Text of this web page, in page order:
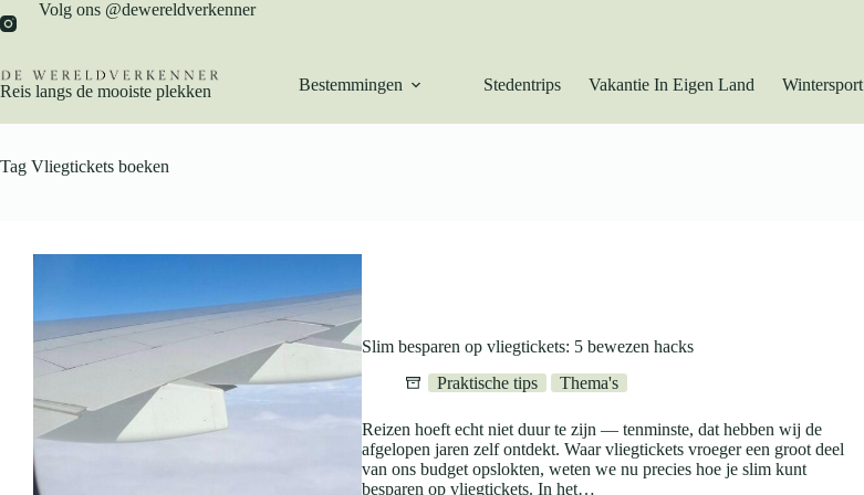
naar
inhoud
Volg ons @dewereldverkenner
Reis langs de mooiste plekken Bestemmingen Stedentrips Vakantie In Eigen Land Wintersport
Tag Vliegtickets boeken
Slim besparen op vliegtickets: 5 bewezen hacks
Praktische tips
Thema's
Reizen hoeft echt niet duur te zijn — tenminste, dat hebben wij de
afgelopen jaren zelf ontdekt. Waar vliegtickets vroeger een groot deel
van ons budget opslokten, weten we nu precies hoe je slim kunt
besparen op vliegtickets. In het…